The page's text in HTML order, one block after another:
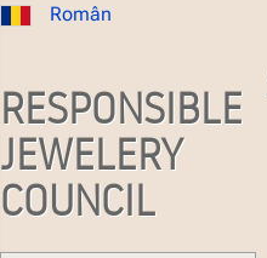
Român
RESPONSIBLE
JEWELERY
COUNCIL